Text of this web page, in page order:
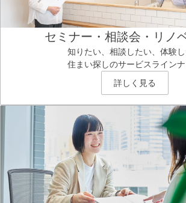
セミナー・相談会・リノ
知りたい、相談したい、体験
住まい探しのサービスライン
詳しく見る